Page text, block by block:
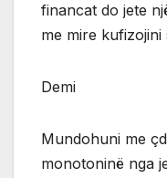
financat do jete
me mire kufizojini
Demi
Mundohuni me
monotoninë nga